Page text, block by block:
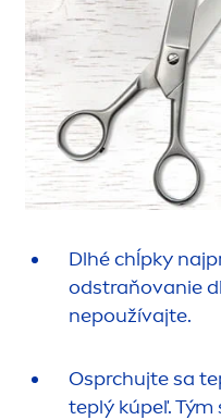
Dlhé chĺpky
odstraňovanie
nepoužívajte.
Osprchujte sa
teplý kúpeľ.